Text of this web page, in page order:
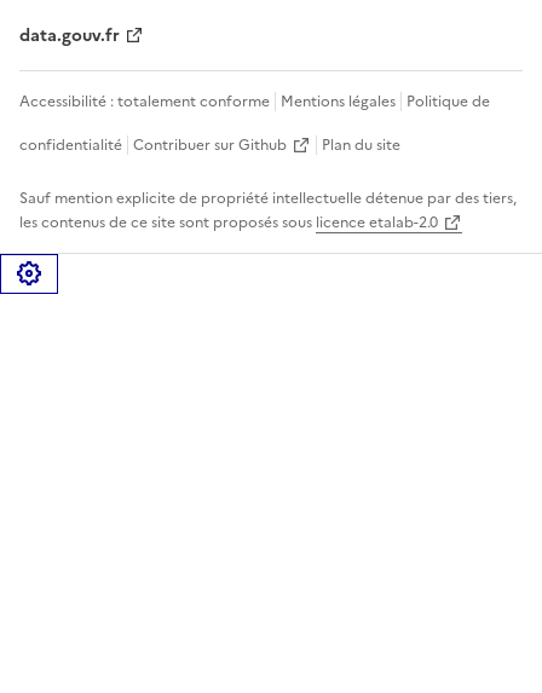
data.gouv.fr
Accessibilité : totalement conforme Mentions légales Politique de
confidentialité Contribuer sur Github Plan du site
Sauf mention explicite de propriété intellectuelle détenue par des tiers,
les contenus de ce site sont proposés sous licence etalab-2.0
Gérer les cookies